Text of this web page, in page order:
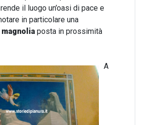
il luogo un’oasi di pace e
in particolare una
posta in prossimità
A